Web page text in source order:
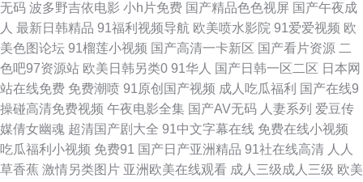
午夜影院 av爱网 成人精品无码AV 东京色视频 91黄欧美日韩免费看 www欧
美色妇 五月丁香影院 瑟瑟www..com 天堂av影院免费 护士h片 成人精品无码
永久免费 黄污网站在线观看 伊人大香蕉黄色 国产a无 国产精品一区而去 国
产高清自拍一区 91看片网官网 亚洲白丝 色色丁香五月婷婷 99KPDzC0m 国
无码 波多野吉依电影 小h片免费 国产精品色色视屏 国产午夜成
人 最新日韩精品 91福利视频导航 欧美喷水影院 91爱爱视频 欧
美色图论坛 91榴莲小视频 国产高清一卡新区 国产看片资源 二
色吧97资源站 欧美日韩另类0 91华人 国产日韩一区二区 日本网
站在线免费 免费潮喷 91原创国产视频 成人吃瓜福利 国产在线9
操碰高清免费视频 午夜电影全集 国产AV无码 人妻系列 爱豆传
媒倩女幽魂 超清国产剧大全 91中文字幕在线 免费在线小视频
吃瓜福利小视频 免费91 国产日产亚洲精品 91社在线高清 人人
草香蕉 激情另类图片 亚洲欧美在线观看 成人三级成人三级 欧美